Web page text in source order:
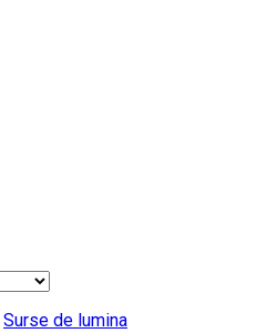
Surse de lumina